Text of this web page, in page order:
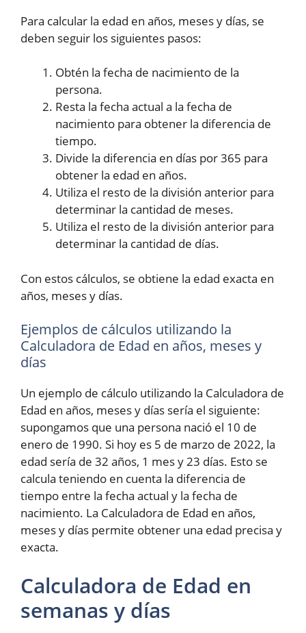
Para calcular la edad en años, meses y días, se
deben seguir los siguientes pasos:
Obtén la fecha de nacimiento de la
persona.
Resta la fecha actual a la fecha de
nacimiento para obtener la diferencia de
tiempo.
Divide la diferencia en días por 365 para
obtener la edad en años.
Utiliza el resto de la división anterior para
determinar la cantidad de meses.
Utiliza el resto de la división anterior para
determinar la cantidad de días.
Con estos cálculos, se obtiene la edad exacta en
años, meses y días.
Ejemplos de cálculos utilizando la
Calculadora de Edad en años, meses y
días
Un ejemplo de cálculo utilizando la Calculadora de
Edad en años, meses y días sería el siguiente:
supongamos que una persona nació el 10 de
enero de 1990. Si hoy es 5 de marzo de 2022, la
edad sería de 32 años, 1 mes y 23 días. Esto se
calcula teniendo en cuenta la diferencia de
tiempo entre la fecha actual y la fecha de
nacimiento. La Calculadora de Edad en años,
meses y días permite obtener una edad precisa y
exacta.
Calculadora de Edad en
semanas y días